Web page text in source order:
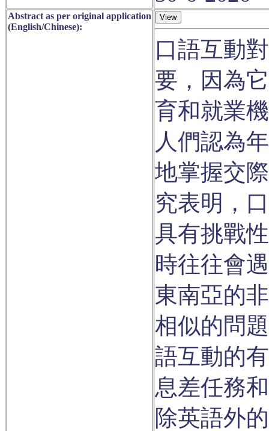
Abstract as per original application
(English/Chinese):
口語互動
要，因為
育和就業
人們認為
地掌握交
究表明，
具有挑戰
時往往會
東南亞的
相似的問
語互動的
息差任務
除英語外